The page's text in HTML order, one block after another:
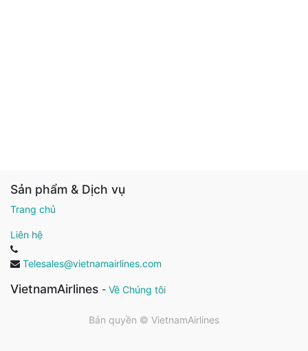
Sản phẩm & Dịch vụ
Trang chủ
Liên hệ
Telesales@vietnamairlines.com
VietnamAirlines - Về Chúng tôi
Bản quyền © VietnamAirlines